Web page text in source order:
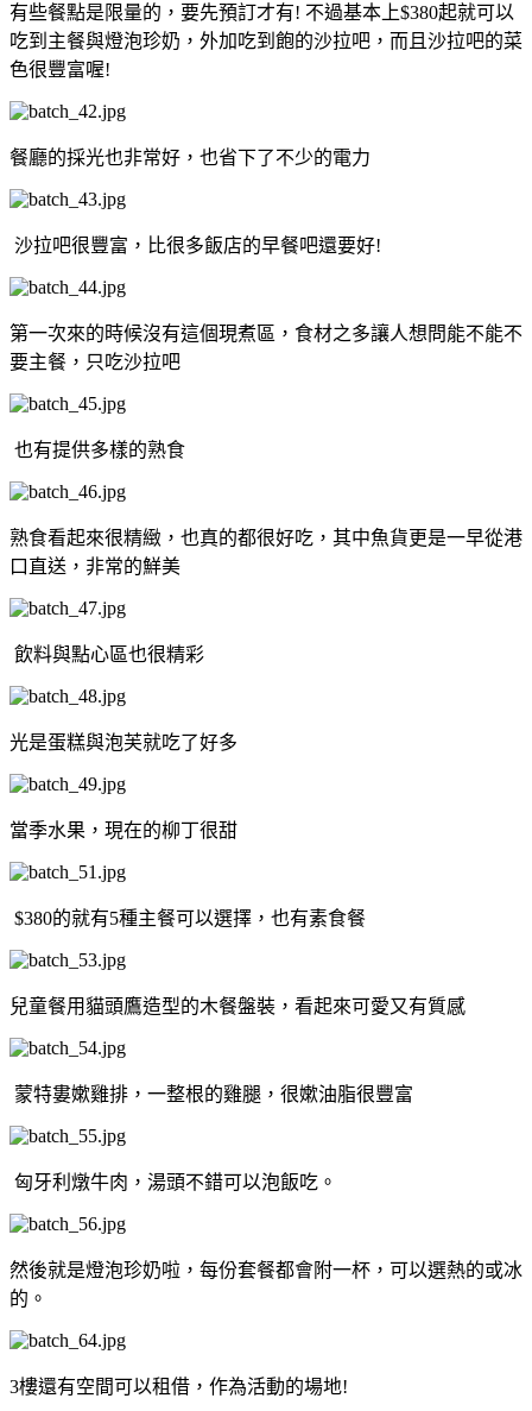
有些餐點是限量的，要先預訂才有! 不過基本上$380起就可以
吃到主餐與燈泡珍奶，外加吃到飽的沙拉吧，而且沙拉吧的菜
色很豐富喔!
餐廳的採光也非常好，也省下了不少的電力
沙拉吧很豐富，比很多飯店的早餐吧還要好!
第一次來的時候沒有這個現煮區，食材之多讓人想問能不能不
要主餐，只吃沙拉吧
也有提供多樣的熟食
熟食看起來很精緻，也真的都很好吃，其中魚貨更是一早從港
口直送，非常的鮮美
飲料與點心區也很精彩
光是蛋糕與泡芙就吃了好多
當季水果，現在的柳丁很甜
$380的就有5種主餐可以選擇，也有素食餐
兒童餐用貓頭鷹造型的木餐盤裝，看起來可愛又有質感
蒙特婁嫰雞排，一整根的雞腿，很嫰油脂很豐富
匈牙利燉牛肉，湯頭不錯可以泡飯吃。
然後就是燈泡珍奶啦，每份套餐都會附一杯，可以選熱的或冰
的。
3樓還有空間可以租借，作為活動的場地!